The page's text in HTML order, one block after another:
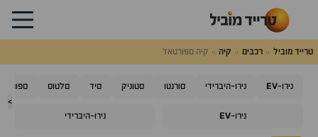
טרייד מוביל רכבים קיה קיה ספורטאז'
>
נירו-EV נירו-היברידי סורנטו סטוניק סיד סלטוס
נירו-EV נירו-היברידי